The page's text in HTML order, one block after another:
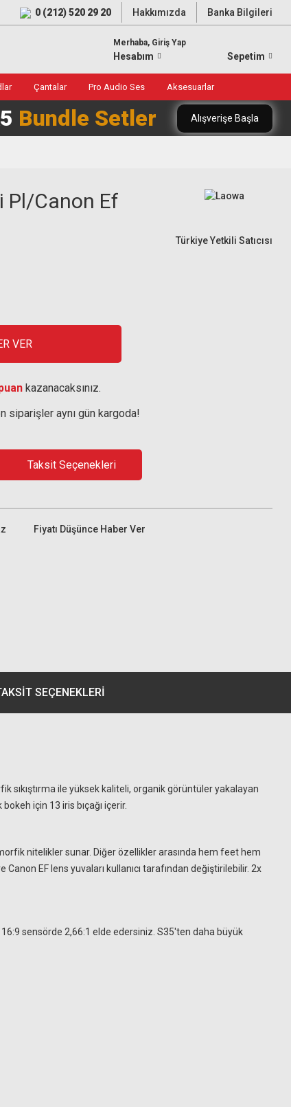
0 (212) 520 29 20 Hakkımızda Banka Bilgileri
Merhaba, Giriş Yap
Hesabım Sepetim
Çantalar Pro Audio Ses Aksesuarlar
Bundle Setler Alışverişe Başla
Pl/Canon Ef
Türkiye Yetkili Satıcısı
VER
kazanacaksınız.
siparişler aynı gün kargoda!
Taksit Seçenekleri
Fiyatı Düşünce Haber Ver
SEÇENEKLERI
sıkıştırma ile yüksek kaliteli, organik görüntüler yakalayan
için 13 iris bıçağı içerir.
nitelikler sunar. Diğer özellikler arasında hem feet hem
EF lens yuvaları kullanıcı tarafından değiştirilebilir. 2x
16:9 sensörde 2,66:1 elde edersiniz. S35'ten daha büyük